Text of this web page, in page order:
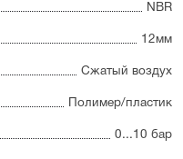
NBR
12мм
Сжатый воздух
Полимер/пластик
0...10 бар